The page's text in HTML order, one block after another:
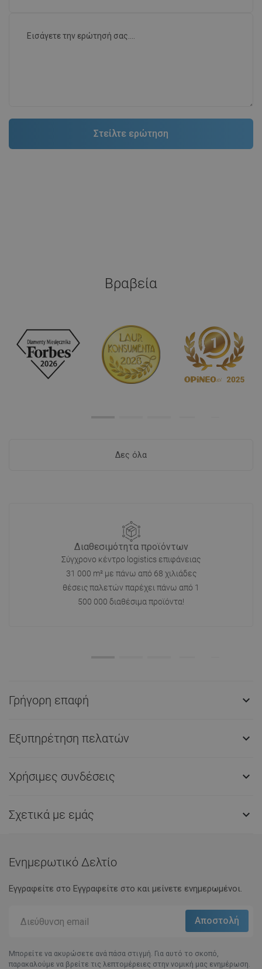
Βραβεία
Δες όλα
Διαθεσιμότητα προϊόντων
Σύγχρονο κέντρο logistics επιφάνειας
31 000 m² με πάνω από 68 χιλιάδες
θέσεις παλετών παρέχει πάνω από 1
500 000 διαθέσιμα προϊόντα!
Γρήγορη επαφή 
Εξυπηρέτηση πελατών 
Χρήσιμες συνδέσεις 
Σχετικά με εμάς 
Ενημερωτικό Δελτίο
Εγγραφείτε στο Eγγραφείτε στο και μείνετε ενημερωμένοι.
Μπορείτε να ακυρώσετε ανά πάσα στιγμή. Για αυτό το σκοπό,
παρακαλούμε να βρείτε τις λεπτομέρειες στην νομική μας ενημέρωση.